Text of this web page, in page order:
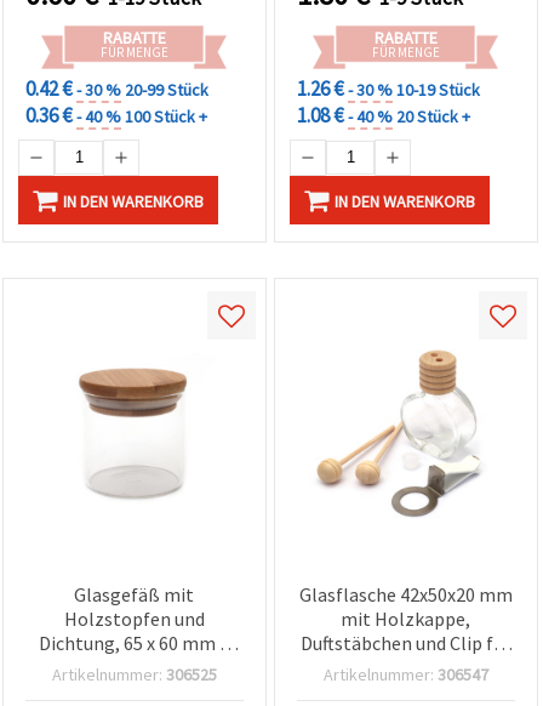
RABATTE
FÜR MENGE
0.42 €- 30 % 20-99 Stück
0.36 €- 40 %100 Stück +
IN DEN WARENKORB
RABATTE
FÜR MENGE
1.26 €- 30 %10-19 Stück
1.08 €- 40 % 20 Stück +
IN DEN WARENKORB
Glasgefäß mit
Holzstopfen und
Dichtung, 65 x 60 mm –
Dekoglas für Basteln &
Artikelnummer: 306525
Glasflasche 42x50x20 mm
mit Holzkappe,
Duftstäbchen und Clip für
Duftdiffusor – Basteln, DIY
Artikelnummer: 306547